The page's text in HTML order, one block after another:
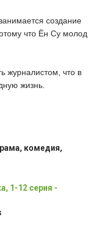
создание
что Ён Су молод
журналистом, что в
жизнь.
комедия,
1-12 серия -